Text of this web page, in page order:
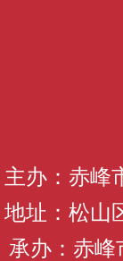
主办：赤峰
地址：松山
承办：赤